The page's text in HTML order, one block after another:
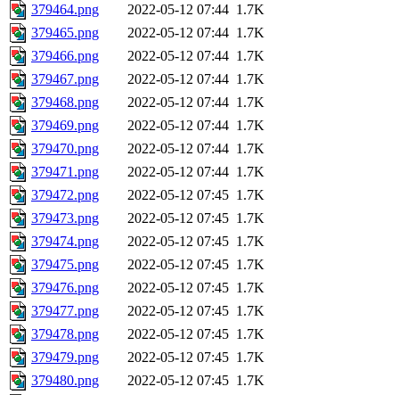
379464.png
2022-05-12 07:44 1.7K
379465.png
2022-05-12 07:44 1.7K
379466.png
2022-05-12 07:44 1.7K
379467.png
2022-05-12 07:44 1.7K
379468.png
2022-05-12 07:44 1.7K
379469.png
2022-05-12 07:44 1.7K
379470.png
2022-05-12 07:44 1.7K
379471.png
2022-05-12 07:44 1.7K
379472.png
2022-05-12 07:45 1.7K
379473.png
2022-05-12 07:45 1.7K
379474.png
2022-05-12 07:45 1.7K
379475.png
2022-05-12 07:45 1.7K
379476.png
2022-05-12 07:45 1.7K
379477.png
2022-05-12 07:45 1.7K
379478.png
2022-05-12 07:45 1.7K
379479.png
2022-05-12 07:45 1.7K
379480.png
2022-05-12 07:45 1.7K